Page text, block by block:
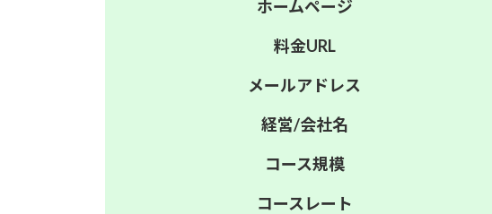
ホームページ
料金URL
メールアドレス
経営/会社名
コース規模
コースレート